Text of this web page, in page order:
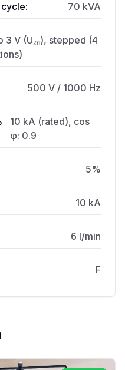
70 kVA
3 V (U₂ₙ), stepped (4
500 V / 1000 Hz
10 kA (rated), cos
φ: 0.9
5%
10 kA
6 l/min
F